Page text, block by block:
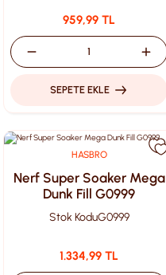
959,99 TL
SEPETE EKLE
HASBRO
Nerf Super Soaker Mega
Dunk Fill G0999
Stok KoduG0999
1.334,99 TL